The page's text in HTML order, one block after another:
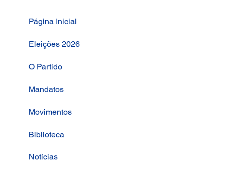
Página Inicial
Eleições 2026
O Partido
Mandatos
Movimentos
Biblioteca
Notícias